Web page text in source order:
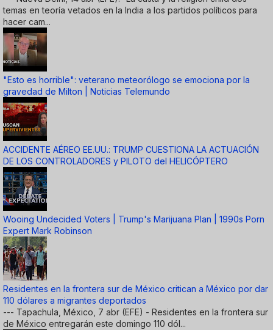
temas en teoría vetados en la India a los partidos políticos para
hacer cam...
"Esto es horrible": veterano meteorólogo se emociona por la
gravedad de Milton | Noticias Telemundo
ACCIDENTE AÉREO EE.UU.: TRUMP CUESTIONA LA ACTUACIÓN
DE LOS CONTROLADORES y PILOTO del HELICÓPTERO
Wooing Undecided Voters | Trump's Marijuana Plan | 1990s Porn
Expert Mark Robinson
Residentes en la frontera sur de México critican a México por dar
110 dólares a migrantes deportados
--- Tapachula, México, 7 abr (EFE) - Residentes en la frontera sur
de México entregarán este domingo 110 dól...